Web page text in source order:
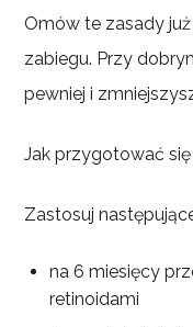
Omów te zasady
zabiegu. Przy
pewniej i
Jak przygotować
Zastosuj
na 6 miesięcy
retinoidami